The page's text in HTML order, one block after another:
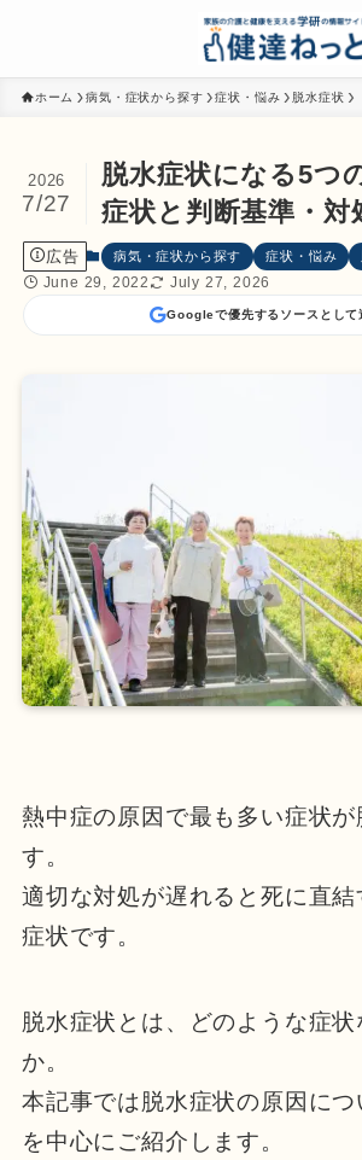
ホーム 病気・症状から探す 症状・悩み 脱水症状
脱水症状になる5つ
症状と判断基準・対
2026
7/27
広告 病気・症状から探す 症状・悩み
June 29, 2022 July 27, 2026
Googleで優先するソースとして
熱中症の原因で最も多い症状が
す。
適切な対処が遅れると死に直結
症状です。
脱水症状とは、どのような症状
か。
本記事では脱水症状の原因につ
を中心にご紹介します。